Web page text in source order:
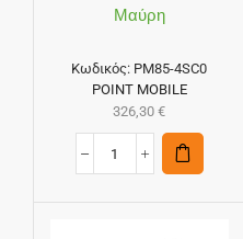
Μαύρη
Κωδικός: PM85-4SC0
POINT MOBILE
326,30€